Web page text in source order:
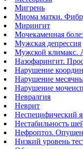
Мигрень
Миома матки.
Мирингит
Мочекаменная
Мужская депрессия
Мужской климакс.
Назофарингит.
Нарушение
Нарушение
Нарушение
Невралгия
Неврит
Неспецифический
Нестабильность
Нефроптоз.
Низкий уровень